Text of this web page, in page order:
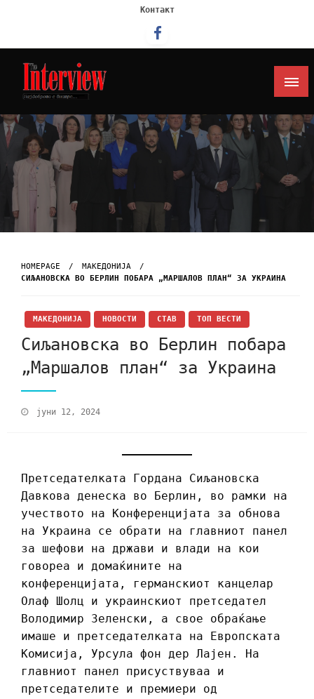
Контакт
Интервју
HOMEPAGE
МАКЕДОНИЈА
СИЉАНОВСКА ВО БЕРЛИН ПОБАРА „МАРШАЛОВ ПЛАН“ ЗА УКРАИНА
МАКЕДОНИЈА НОВОСТИ СТАВ ТОП ВЕСТИ
Сиљановска во Берлин побара
„Маршалов план“ за Украина
јуни 12, 2024
Претседателката Гордана Сиљановска
Давкова денеска во Берлин, во рамки на
учеството на Конференцијата за обнова
на Украина се обрати на главниот панел
за шефови на држави и влади на кои
говореа и домаќините на
конференцијата, германскиот канцелар
Олаф Шолц и украинскиот претседател
Володимир Зеленски, а свое обраќање
имаше и претседателката на Европската
Комисија, Урсула фон дер Лајен. На
главниот панел присуствуваа и
претседателите и премиери од